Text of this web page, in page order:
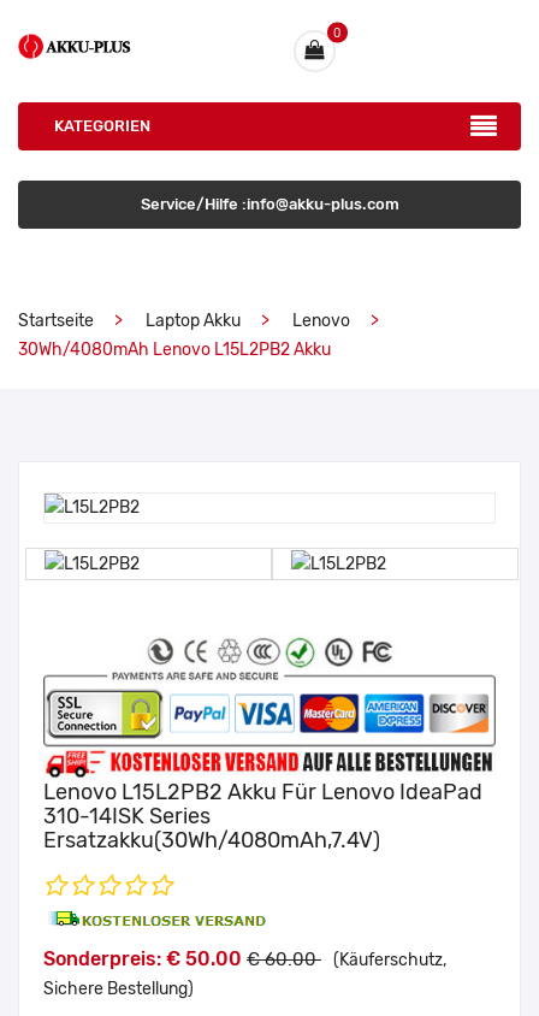
0
KATEGORIEN
Service/Hilfe :info@akku-plus.com
Startseite Laptop Akku
Lenovo
30Wh/4080mAh Lenovo L15L2PB2 Akku
Lenovo L15L2PB2 Akku Für Lenovo IdeaPad
310-14ISK Series
Ersatzakku(30Wh/4080mAh,7.4V)
Sonderpreis: € 50.00 € 60.00 (Käuferschutz,
Sichere Bestellung)